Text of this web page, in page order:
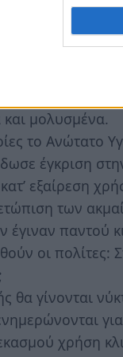
στα
των
αλλά
και μολυσμένα.
το Ανώτατο
έγκριση
εξαίρεση
των
παντού
οι πολίτες:
θα γίνονται
χρήση